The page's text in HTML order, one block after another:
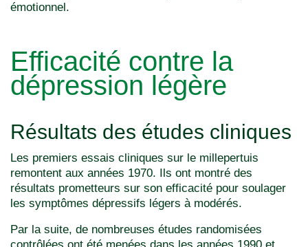
émotionnel.
Efficacité contre la
dépression légère
Résultats des études cliniques
Les premiers essais cliniques sur le millepertuis
remontent aux années 1970. Ils ont montré des
résultats prometteurs sur son efficacité pour soulager
les symptômes dépressifs légers à modérés.
Par la suite, de nombreuses études randomisées